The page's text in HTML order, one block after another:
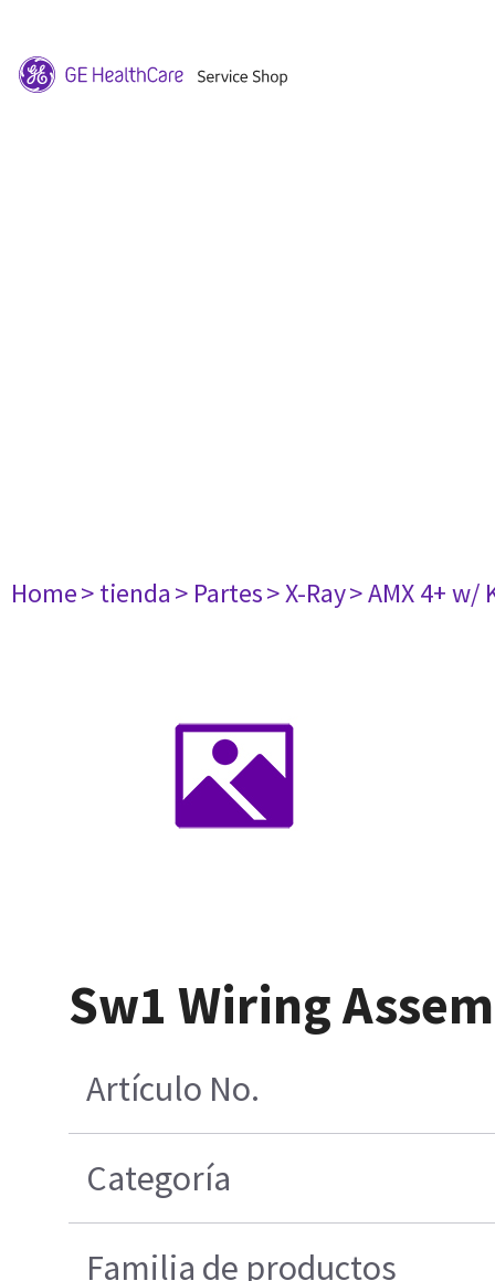
Home> tienda> Partes> X-Ray> AMX 4+ w/
Sw1 Wiring
Artículo No.
Categoría
Familia de productos